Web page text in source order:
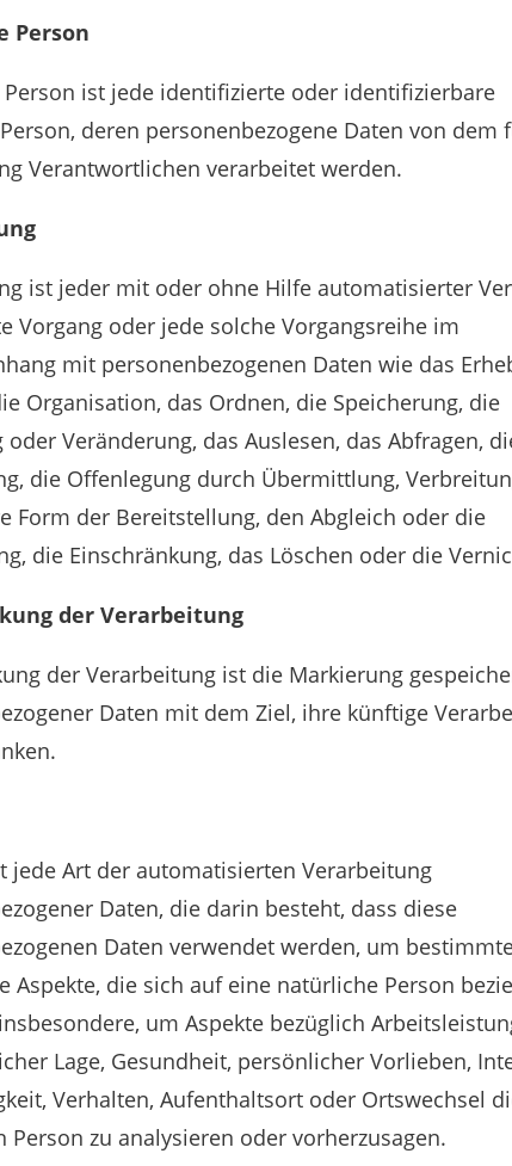
Person
ist jede identifizierte oder identifizierbare
deren personenbezogene Daten von dem
Verantwortlichen verarbeitet werden.
ist jeder mit oder ohne Hilfe automatisierter
Vorgang oder jede solche Vorgangsreihe im
mit personenbezogenen Daten wie das
Organisation, das Ordnen, die Speicherung, die
oder Veränderung, das Auslesen, das Abfragen,
die Offenlegung durch Übermittlung,
Form der Bereitstellung, den Abgleich oder die
die Einschränkung, das Löschen oder die
der Verarbeitung
der Verarbeitung ist die Markierung
Daten mit dem Ziel, ihre künftige
jede Art der automatisierten Verarbeitung
Daten, die darin besteht, dass diese
Daten verwendet werden, um
Aspekte, die sich auf eine natürliche Person
um Aspekte bezüglich
Lage, Gesundheit, persönlicher Vorlieben,
Verhalten, Aufenthaltsort oder Ortswechsel
Person zu analysieren oder vorherzusagen.